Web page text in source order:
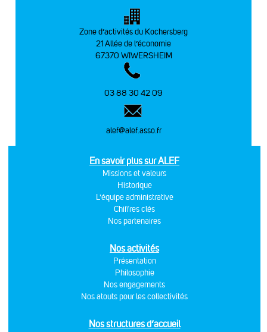
Zone d’activités du Kochersberg
21 Allée de l’économie
67370 WIWERSHEIM
03 88 30 42 09
alef@alef.asso.fr
En savoir plus sur ALEF
Missions et valeurs
Historique
L'équipe administrative
Chiffres clés
Nos partenaires
Nos activités
Présentation
Philosophie
Nos engagements
Nos atouts pour les collectivités
Nos structures d’accueil